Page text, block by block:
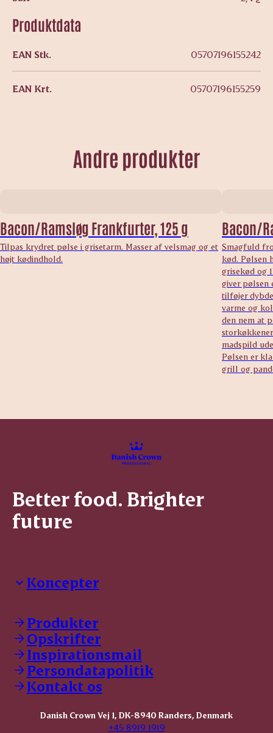
Produktdata
EAN Stk. 05707196155242
EAN Krt. 05707196155259
Andre produkter
Bacon/Ramsløg Frankfurter, 125 g
Tilpas krydret pølse i grisetarm. Masser af velsmag og et
højt kødindhold.
Bacon/
Smagfuld
kød. Pølsen
grisekød og
giver pølsen
tilføjer
varme og
den nem at
madspild
Pølsen er
grill og
Better food. Brighter
future
Koncepter
Dyrbar
GØL
Tulip
Friland
Dansk Kødkvæg
STOLT
Dansk Kalv
KOMBI Hak
Produkter
Opskrifter
Inspirationsmail
Persondatapolitik
Kontakt os
Danish Crown Vej 1, DK-8940 Randers, Denmark
+45 8919 1919